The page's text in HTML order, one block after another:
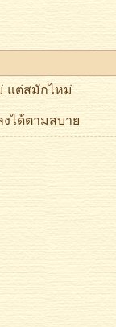
แต่สมักไหม่
งได้ตามสบาย